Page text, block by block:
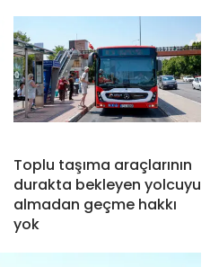
Toplu taşıma araçlarının
durakta bekleyen yolcuyu
almadan geçme hakkı
yok